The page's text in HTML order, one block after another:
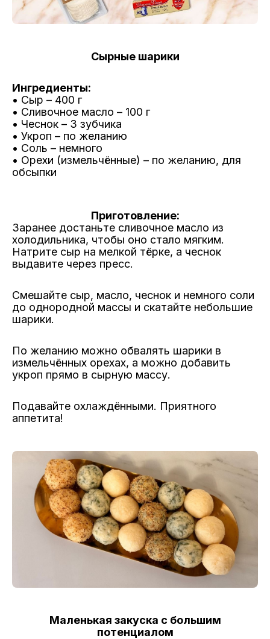
Сырные шарики
Ингредиенты:
• Сыр – 400 г
• Сливочное масло – 100 г
• Чеснок – 3 зубчика
• Укроп – по желанию
• Соль – немного
• Орехи (измельчённые) – по желанию, для
обсыпки
Приготовление:
Заранее достаньте сливочное масло из
холодильника, чтобы оно стало мягким.
Натрите сыр на мелкой тёрке, а чеснок
выдавите через пресс.
Смешайте сыр, масло, чеснок и немного соли
до однородной массы и скатайте небольшие
шарики.
По желанию можно обвалять шарики в
измельчённых орехах, а можно добавить
укроп прямо в сырную массу.
Подавайте охлаждёнными. Приятного
аппетита!
Маленькая закуска с большим
потенциалом